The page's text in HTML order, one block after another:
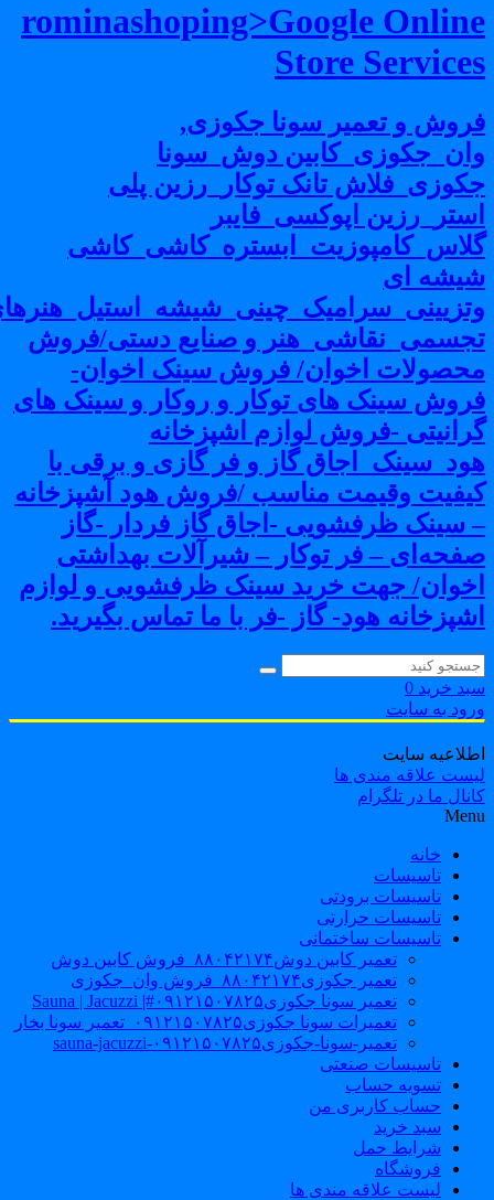
rominashoping>Google
Store
و تعمیر سونا جکوزی,
دوش_سونا
تانک توکار_رزین پلی
اپوکسی_فایبر
ای
و صنایع دستی/فروش
اخوان/ فروش سینک اخوان-
سینک های توکار و روکار و سینک های
-فروش لوازم اشپزخانه
گاز و فر گازی و برقی با
وقیمت مناسب /فروش هود آشپزخانه
سینک ظرفشویی -اجاق گاز فردار -گاز
– فر توکار – شیرآلات بهداشتی
جهت خرید سینک ظرفشویی و لوازم
هود- گاز -فر با ما تماس بگیرید.
خرید 0
به سایت
سایت
علاقه مندی ها
ما در تلگرام
خانه
تاسیسات
تاسیسات برودتی
تاسیسات حرارتی
تاسیسات ساختمانی
تعمیر کابین دوش۸۸۰۴۲۱۷۴_فروش کابین دوش
تعمیر جکوزی۸۸۰۴۲۱۷۴_فروش وان_جکوزی
تعمیر سونا جکوزی۰۹۱۲۱۵۰۷۸۲۵#| Sauna | Jacuzzi
تعمیرات سونا جکوزی۰۹۱۲۱۵۰۷۸۲۵_تعمیر سونا بخار
تعمیر-سونا-جکوزی۰۹۱۲۱۵۰۷۸۲۵-sauna-jacuzzi
تاسیسات صنعتی
تسویه حساب
حساب کاربری من
سبد خرید
شرایط حمل
فروشگاه
لیست علاقه مندی ها